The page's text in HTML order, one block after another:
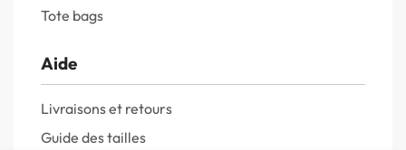
Tote bags
Aide
Livraisons et retours
Guide des tailles